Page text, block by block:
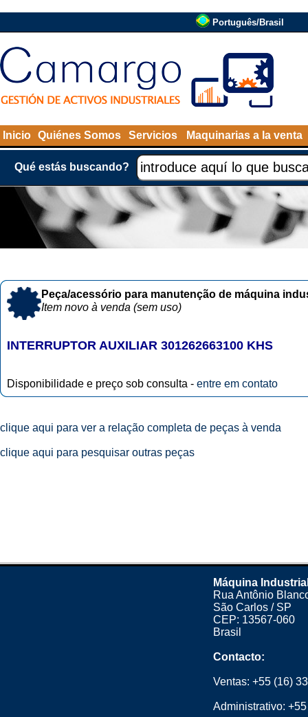
Português/Brasil
Inicio Quiénes Somos Servicios Maquinarias a la venta
Qué estás buscando?
Peça/acessório para manutenção de máquina
Item novo à venda (sem uso)
INTERRUPTOR AUXILIAR 301262663100 KHS
Disponibilidade e preço sob consulta - entre em contato
clique aqui para ver a relação completa de peças à venda
clique aqui para pesquisar outras peças
Máquina
Rua Antônio
São Carlos / SP
CEP: 13567-060
Brasil
Contacto:
Ventas: +55 (16)
Administrativo: